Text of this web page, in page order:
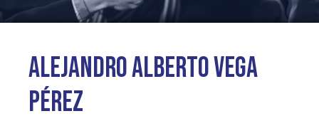
Alejandro Alberto Vega
Pérez